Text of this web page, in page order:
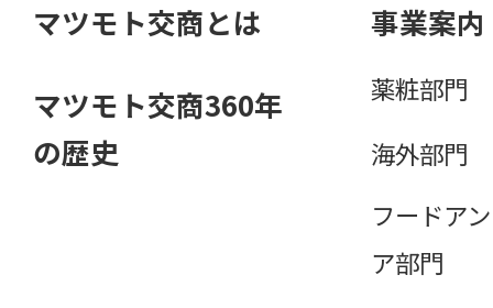
マツモト交商とは
マツモト交商360年
の歴史
事業案内
薬粧部門
海外部門
フードア
ア部門